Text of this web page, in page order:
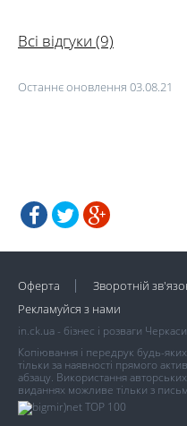
Всі відгуки (9)
Останнє оновлення 03.08.21
Оферта Зворотній
Рекламуйся з нами
in.ck.ua - бізнес і розваги
Копіювання і передрук будь-
тільки за наявності прямого
абзацу. Використання
виданнях можливе тільки з